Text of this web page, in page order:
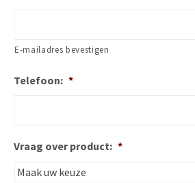
E-mailadres bevestigen
Telefoon: *
Vraag over product: *